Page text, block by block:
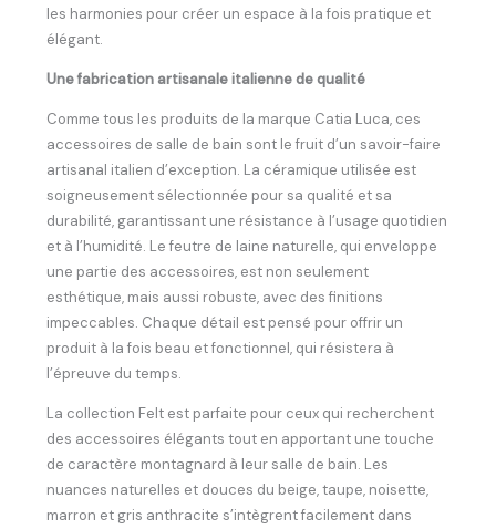
les harmonies pour créer un espace à la fois pratique et
élégant.
Une fabrication artisanale italienne de qualité
Comme tous les produits de la marque Catia Luca, ces
accessoires de salle de bain sont le fruit d’un savoir-faire
artisanal italien d’exception. La céramique utilisée est
soigneusement sélectionnée pour sa qualité et sa
durabilité, garantissant une résistance à l’usage quotidien
et à l’humidité. Le feutre de laine naturelle, qui enveloppe
une partie des accessoires, est non seulement
esthétique, mais aussi robuste, avec des finitions
impeccables. Chaque détail est pensé pour offrir un
produit à la fois beau et fonctionnel, qui résistera à
l’épreuve du temps.
La collection Felt est parfaite pour ceux qui recherchent
des accessoires élégants tout en apportant une touche
de caractère montagnard à leur salle de bain. Les
nuances naturelles et douces du beige, taupe, noisette,
marron et gris anthracite s’intègrent facilement dans